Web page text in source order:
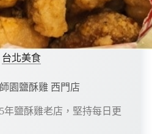
台北美食
園鹽酥雞 西門店
年鹽酥雞老店，堅持每日更